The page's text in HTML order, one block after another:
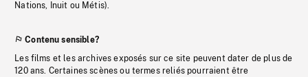
Nations, Inuit ou Métis).
Contenu sensible?
Les films et les archives exposés sur ce site peuvent dater de plus de
120 ans. Certaines scènes ou termes reliés pourraient être